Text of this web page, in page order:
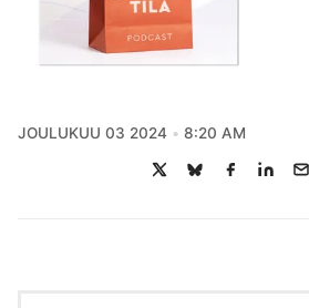
JOULUKUU 03 2024 8:20 AM